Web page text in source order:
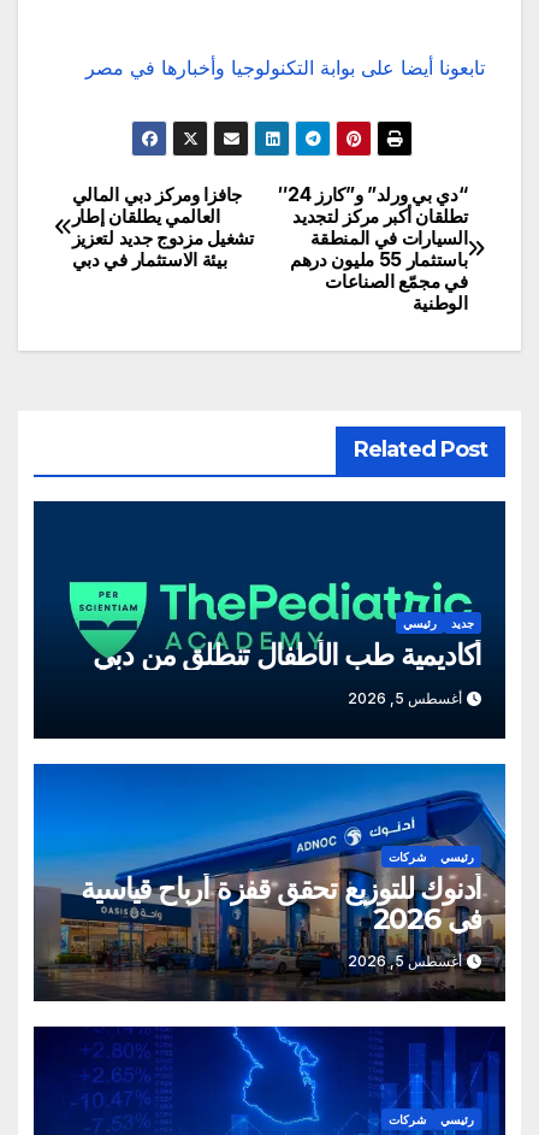
تابعونا أيضا على بوابة التكنولوجيا وأخبارها في مصر
تصفّح
المقالات
جافزا ومركز دبي المالي
العالمي يطلقان إطار
تشغيل مزدوج جديد لتعزيز
بيئة الاستثمار في دبي
“دي بي ورلد” و”كارز 24″
تطلقان أكبر مركز لتجديد
السيارات في المنطقة
باستثمار 55 مليون درهم
في مجمّع الصناعات
الوطنية
Related Post
جديد رئيسي
أكاديمية طب الأطفال تنطلق من دبي
أغسطس 5, 2026
رئيسي شركات
أدنوك للتوزيع تحقق قفزة أرباح قياسية
في 2026
أغسطس 5, 2026
رئيسي شركات